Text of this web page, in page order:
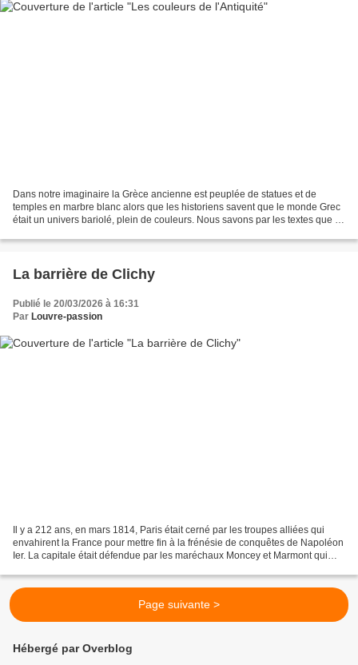
Dans notre imaginaire la Grèce ancienne est peuplée de statues et de
temples en marbre blanc alors que les historiens savent que le monde Grec
était un univers bariolé, plein de couleurs. Nous savons par les textes que le
La barrière de Clichy
Publié le 20/03/2026 à 16:31
Par Louvre-passion
Il y a 212 ans, en mars 1814, Paris était cerné par les troupes alliées qui
envahirent la France pour mettre fin à la frénésie de conquêtes de Napoléon
Ier. La capitale était défendue par les maréchaux Moncey et Marmont qui
Page suivante >
Hébergé par Overblog